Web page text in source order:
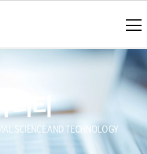
니티
SCIENCE AND TECHNOLOGY